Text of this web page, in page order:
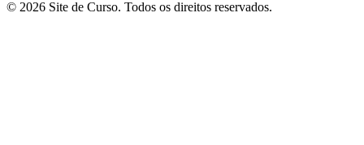
© 2026 Site de Curso. Todos os direitos reservados.